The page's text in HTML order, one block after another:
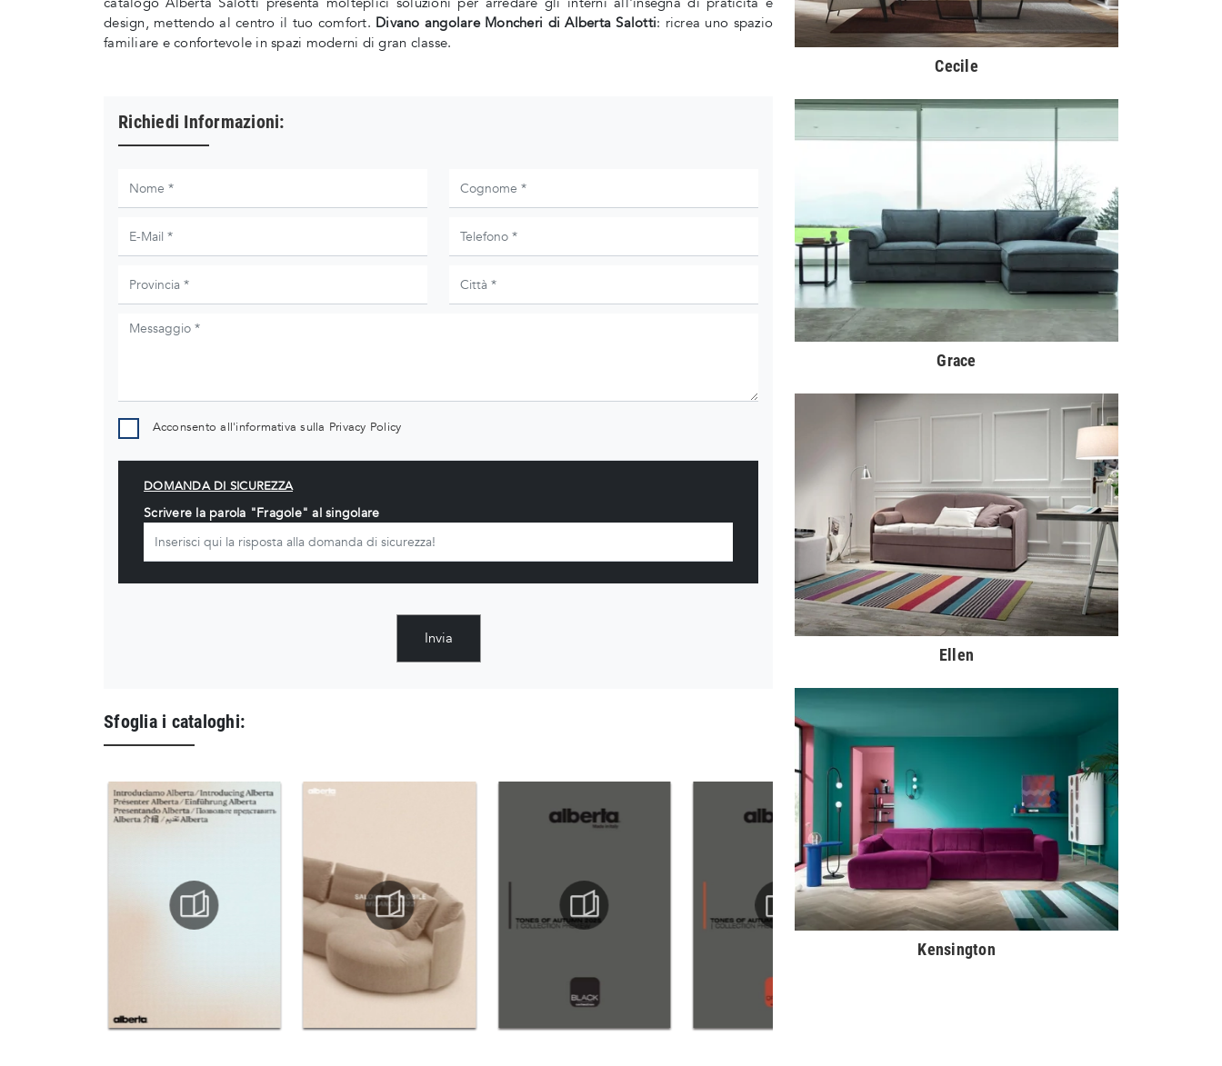
design, mettendo al centro il tuo comfort. Divano angolare Moncheri di Alberta Salotti: ricrea uno spazio
familiare e confortevole in spazi moderni di gran classe.
Richiedi Informazioni:
Acconsento all'informativa sulla Privacy Policy
DOMANDA DI SICUREZZA
Scrivere la parola "Fragole" al singolare
Invia
Sfoglia i cataloghi:
Cecile
Grace
Ellen
Kensington